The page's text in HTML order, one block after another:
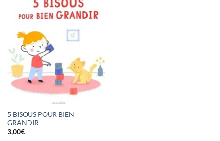
5 BISOUS POUR BIEN
GRANDIR
3,00€